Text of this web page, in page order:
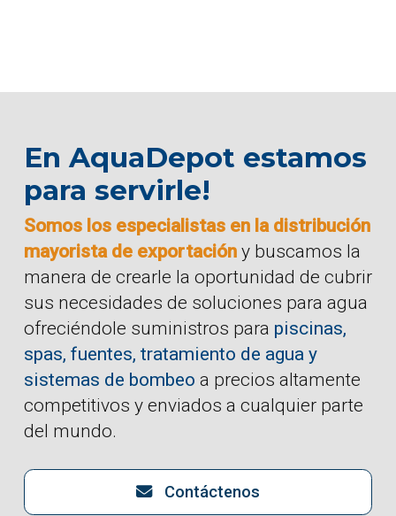
En AquaDepot estamos
para servirle!
Somos los especialistas en la distribución
mayorista de exportacióny buscamos la
manera de crearle la oportunidad de cubrir
sus necesidades de soluciones para agua
ofreciéndole suministros para piscinas,
spas, fuentes, tratamiento de agua y
sistemas de bombeo a precios altamente
competitivos y enviados a cualquier parte
del mundo.
Contáctenos